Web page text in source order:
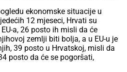
ekonomske situacije u
12 mjeseci, Hrvati su
a, 26 posto ih misli da će
zemlji biti bolja, a u EU-u je
39 posto u Hrvatskoj, misli da
posto da će se pogoršati,